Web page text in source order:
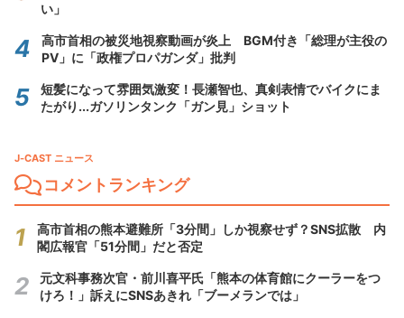
い」
高市首相の被災地視察動画が炎上 BGM付き「総理が主役の
PV」に「政権プロパガンダ」批判
短髪になって雰囲気激変！長瀬智也、真剣表情でバイクにま
たがり...ガソリンタンク「ガン見」ショット
J-CAST ニュース
コメントランキング
高市首相の熊本避難所「3分間」しか視察せず？SNS拡散 内
閣広報官「51分間」だと否定
元文科事務次官・前川喜平氏「熊本の体育館にクーラーをつ
けろ！」訴えにSNSあきれ「ブーメランでは」